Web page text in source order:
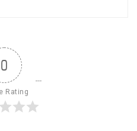
0
Rating